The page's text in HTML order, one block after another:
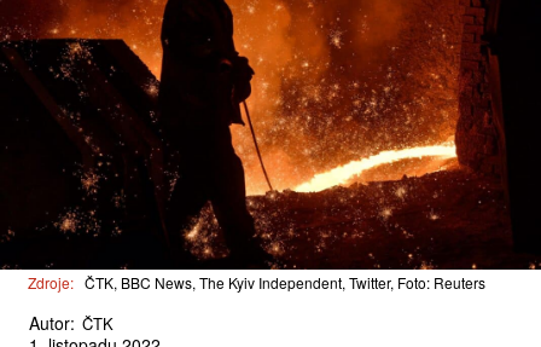
Zdroje: ČTK, BBC News, The Kyiv Independent, Twitter, Foto: Reuters
Autor: ČTK